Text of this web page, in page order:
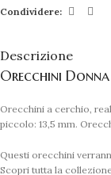
Condividere:
Descrizione
Orecchini
Orecchini a cerchio,
piccolo: 13,5 mm.
Questi orecchini
Scopri tutta la